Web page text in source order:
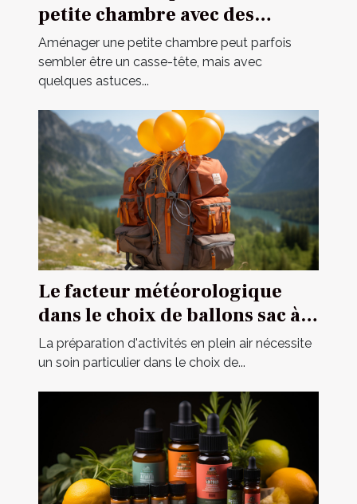
petite chambre avec des
meubles multifonctionnels
Aménager une petite chambre peut parfois
sembler être un casse-tête, mais avec
quelques astuces...
Le facteur météorologique
dans le choix de ballons sac à
dos pour des opérations
extérieures
La préparation d'activités en plein air nécessite
un soin particulier dans le choix de...